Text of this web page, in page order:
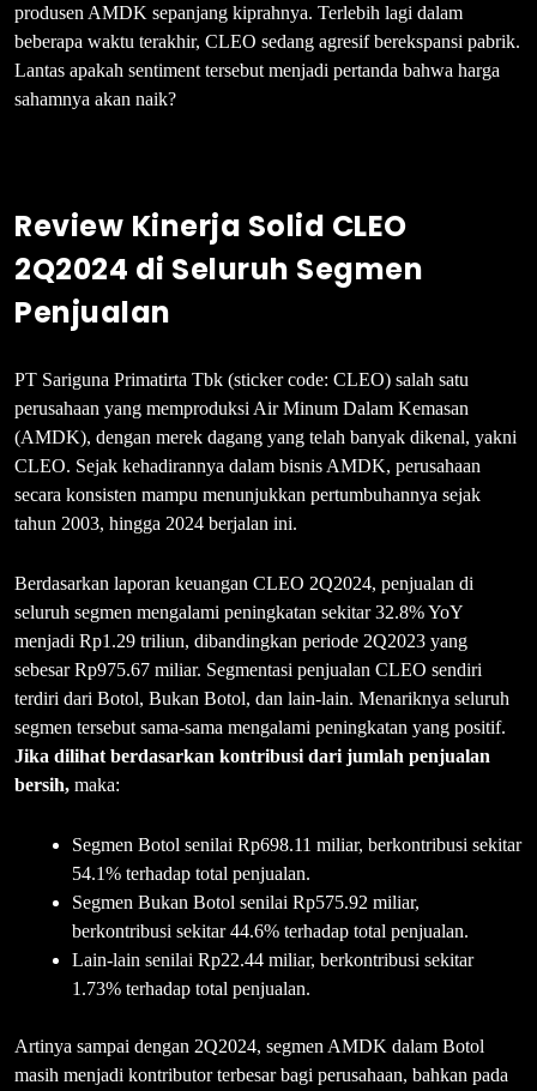
produsen AMDK sepanjang kiprahnya. Terlebih lagi dalam
beberapa waktu terakhir, CLEO sedang agresif berekspansi pabrik.
Lantas apakah sentiment tersebut menjadi pertanda bahwa harga
sahamnya akan naik?
Review Kinerja Solid CLEO
2Q2024 di Seluruh Segmen
Penjualan
PT Sariguna Primatirta Tbk (sticker code: CLEO) salah satu
perusahaan yang memproduksi Air Minum Dalam Kemasan
(AMDK), dengan merek dagang yang telah banyak dikenal, yakni
CLEO. Sejak kehadirannya dalam bisnis AMDK, perusahaan
secara konsisten mampu menunjukkan pertumbuhannya sejak
tahun 2003, hingga 2024 berjalan ini.
Berdasarkan laporan keuangan CLEO 2Q2024, penjualan di
seluruh segmen mengalami peningkatan sekitar 32.8% YoY
menjadi Rp1.29 triliun, dibandingkan periode 2Q2023 yang
sebesar Rp975.67 miliar. Segmentasi penjualan CLEO sendiri
terdiri dari Botol, Bukan Botol, dan lain-lain. Menariknya seluruh
segmen tersebut sama-sama mengalami peningkatan yang positif.
Jika dilihat berdasarkan kontribusi dari jumlah penjualan
bersih, maka:
Segmen Botol senilai Rp698.11 miliar, berkontribusi sekitar
54.1% terhadap total penjualan.
Segmen Bukan Botol senilai Rp575.92 miliar,
berkontribusi sekitar 44.6% terhadap total penjualan.
Lain-lain senilai Rp22.44 miliar, berkontribusi sekitar
1.73% terhadap total penjualan.
Artinya sampai dengan 2Q2024, segmen AMDK dalam Botol
masih menjadi kontributor terbesar bagi perusahaan, bahkan pada